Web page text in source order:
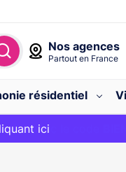
Nos agences
Partout en France
résidentiel
avec le code
ici